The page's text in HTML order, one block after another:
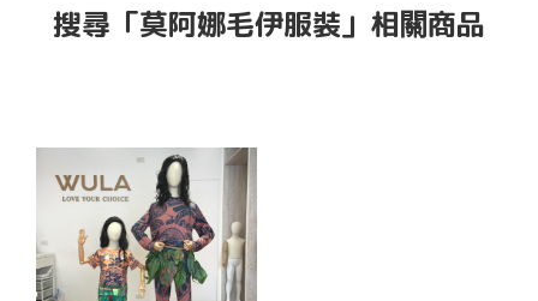
搜尋「莫阿娜毛伊服裝」相關商品